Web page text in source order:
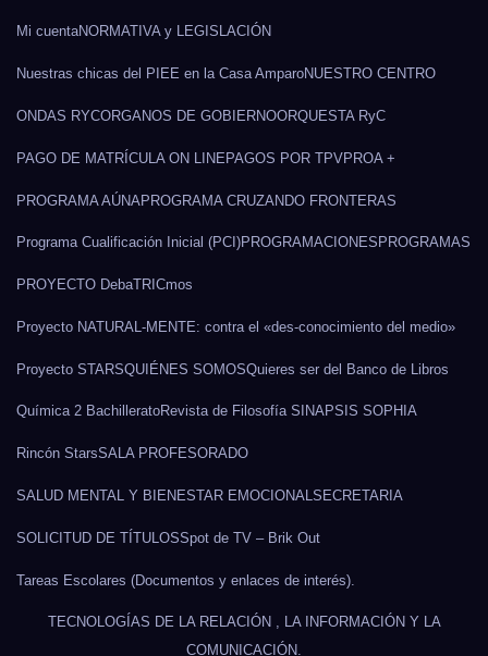
Mi cuentaNORMATIVA y LEGISLACIÓN
Nuestras chicas del PIEE en la Casa AmparoNUESTRO CENTRO
ONDAS RYCORGANOS DE GOBIERNOORQUESTA RyC
PAGO DE MATRÍCULA ON LINE PAGOS POR TPVPROA +
PROGRAMA AÚNAPROGRAMA CRUZANDO FRONTERAS
Programa Cualificación Inicial (PCI)PROGRAMACIONES PROGRAMAS
PROYECTO DebaTRICmos
Proyecto NATURAL-MENTE: contra el «des-conocimiento del medio»
Proyecto STARSQUIÉNES SOMOSQuieres ser del Banco de Libros
Química 2 BachilleratoRevista de Filosofía SINAPSIS SOPHIA
Rincón StarsSALA PROFESORADO
SALUD MENTAL Y BIENESTAR EMOCIONALSECRETARIA
SOLICITUD DE TÍTULOSSpot de TV – Brik Out
Tareas Escolares (Documentos y enlaces de interés).
TECNOLOGÍAS DE LA RELACIÓN , LA INFORMACIÓN Y LA
COMUNICACIÓN.